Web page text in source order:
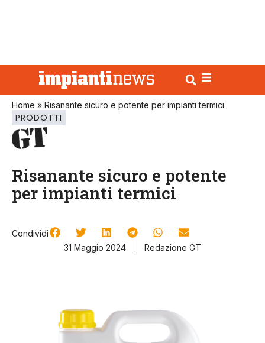
Home » Risanante sicuro e potente per impianti termici
PRODOTTI
Risanante sicuro e potente
per impianti termici
Condividi
31 Maggio 2024
Redazione GT